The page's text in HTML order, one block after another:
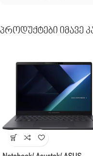
Პროდუქტები Იმავე